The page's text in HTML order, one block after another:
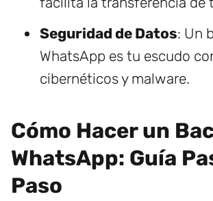
Seguridad de Datos: Un
WhatsApp es tu escudo
cibernéticos y malware.
Cómo Hacer un
WhatsApp: Guía
Paso